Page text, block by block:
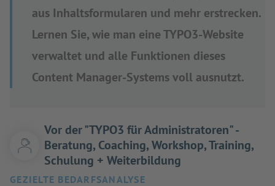
aus Inhaltsformularen und mehr erstrecken.
Lernen Sie, wie man eine TYPO3-Website
verwaltet und alle Funktionen dieses
Content Manager-Systems voll ausnutzt.
Vor der "TYPO3 für Administratoren" -
Beratung, Coaching, Workshop, Training,
Schulung + Weiterbildung
GEZIELTE BEDARFSANALYSE